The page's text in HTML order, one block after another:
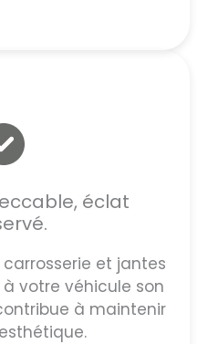
éclat
et jantes
votre véhicule son
à maintenir